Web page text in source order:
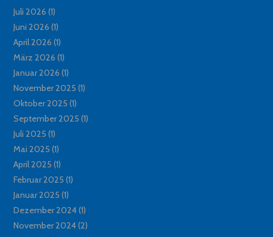
Juli 2026 (1)
Juni 2026 (1)
April 2026 (1)
März 2026 (1)
Januar 2026 (1)
November 2025 (1)
Oktober 2025 (1)
September 2025 (1)
Juli 2025 (1)
Mai 2025 (1)
April 2025 (1)
Februar 2025 (1)
Januar 2025 (1)
Dezember 2024(1)
November 2024(2)